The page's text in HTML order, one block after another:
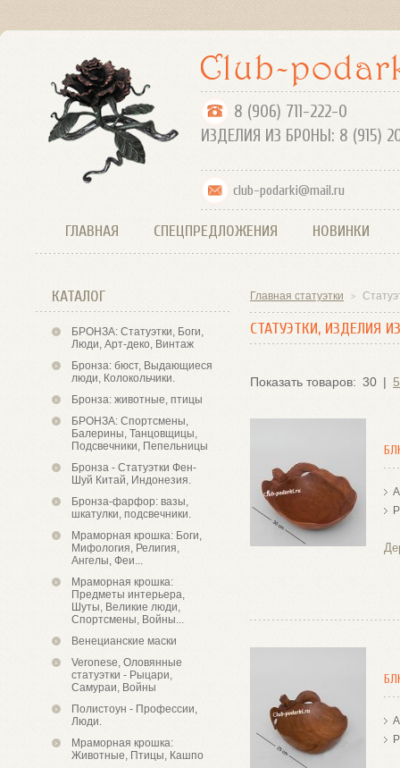
8 (906) 711-
ИЗДЕЛИЯ ИЗ БРОНЫ: 8 (915)
club-podarki@mail.ru
ГЛАВНАЯ СПЕЦПРЕДЛОЖЕНИЯ НОВИНКИ
КАТАЛОГ
БРОНЗА: Статуэтки, Боги,
Люди, Арт-деко, Винтаж
Бронза: бюст, Выдающиеся
люди, Колокольчики.
Бронза: животные, птицы
БРОНЗА: Спортсмены,
Балерины, Танцовщицы,
Подсвечники, Пепельницы
Бронза - Статуэтки Фен-
Шуй Китай, Индонезия.
Бронза-фарфор: вазы,
шкатулки, подсвечники.
Мраморная крошка: Боги,
Мифология, Религия,
Ангелы, Феи...
Мраморная крошка:
Предметы интерьера,
Шуты, Великие люди,
Спортсмены, Войны...
Венецианские маски
Veronese, Оловянные
статуэтки - Рыцари,
Самураи, Войны
Полистоун - Профессии,
Люди.
Мраморная крошка:
Животные, Птицы, Кашпо
Главная статуэтки >
СТАТУЭТКИ, ИЗДЕЛИЯ
Показать товаров: 30 |